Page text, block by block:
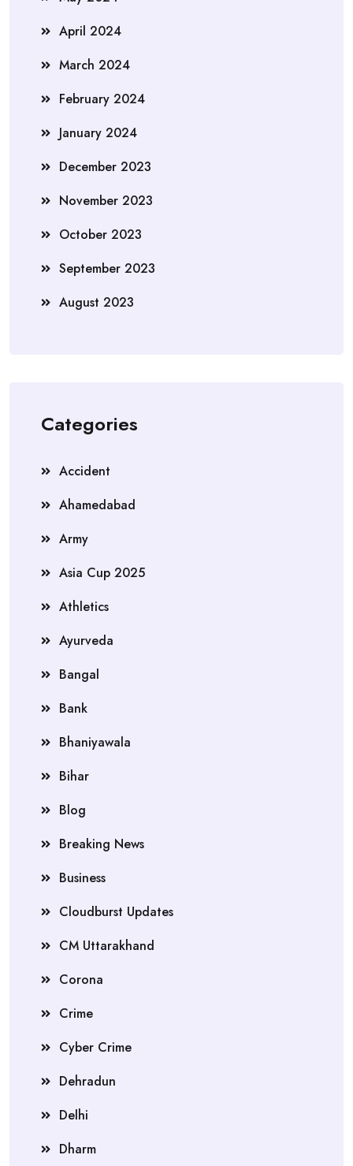
April 2024
March 2024
February 2024
January 2024
December 2023
November 2023
October 2023
September 2023
August 2023
Categories
Accident
Ahamedabad
Army
Asia Cup 2025
Athletics
Ayurveda
Bangal
Bank
Bhaniyawala
Bihar
Blog
Breaking News
Business
Cloudburst Updates
CM Uttarakhand
Corona
Crime
Cyber Crime
Dehradun
Delhi
Dharm